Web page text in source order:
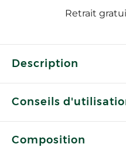
Retrait
Description
Conseils
Composition